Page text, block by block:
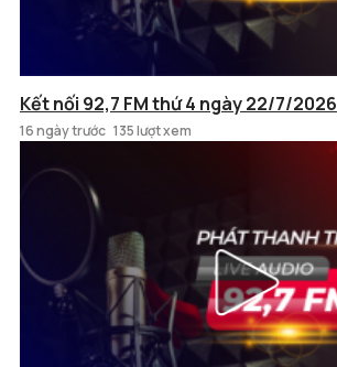
Kết nối 92,7 FM thứ 4 ngày 22/7/2026
16 ngày trước 135 lượt xem